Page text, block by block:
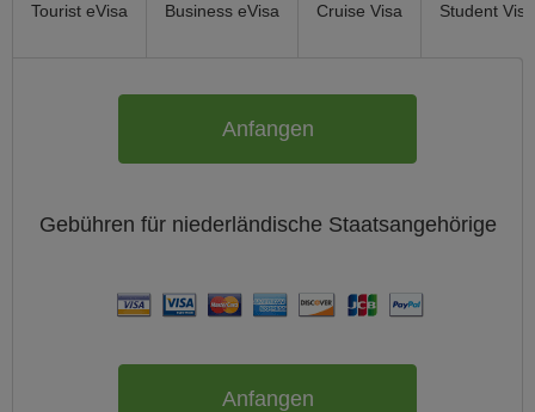
Tourist eVisa Business eVisa Cruise Visa Student Visa
Anfangen
Gebühren für niederländische Staatsangehörige
Anfangen